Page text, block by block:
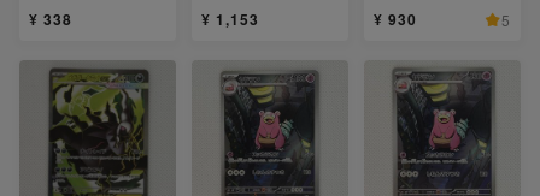
¥ 338 ¥ 1,153 ¥ 930 5